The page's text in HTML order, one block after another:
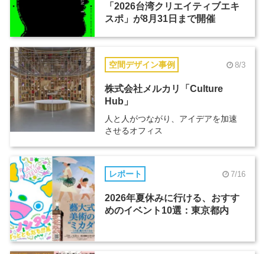
「2026台湾クリエイティブエキ
スポ」が8月31日まで開催
空間デザイン事例 8/3
株式会社メルカリ「Culture
Hub」
人と人がつながり、アイデアを加速
させるオフィス
レポート 7/16
2026年夏休みに行ける、おすす
めのイベント10選：東京都内